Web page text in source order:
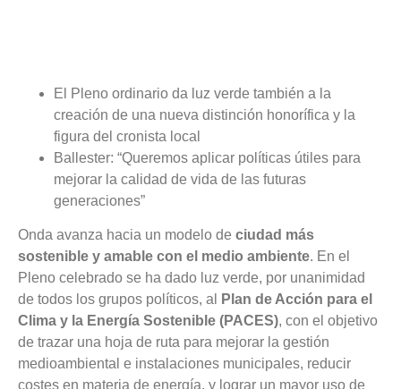
El Pleno ordinario da luz verde también a la
creación de una nueva distinción honorífica y la
figura del cronista local
Ballester: “Queremos aplicar políticas útiles para
mejorar la calidad de vida de las futuras
generaciones”
Onda avanza hacia un modelo de ciudad más
sostenible y amable con el medio ambiente. En el
Pleno celebrado se ha dado luz verde, por unanimidad
de todos los grupos políticos, al
Plan de Acción para el
Clima y la Energía Sostenible (PACES), con el objetivo
de trazar una hoja de ruta para mejorar la gestión
medioambiental e instalaciones municipales, reducir
costes en materia de energía, y lograr un mayor uso de